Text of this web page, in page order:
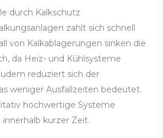
durch Kalkschutz
zahlt sich schnell
von Kalkablagerungen sinken die
da Heiz- und Kühlsysteme
reduziert sich der
weniger Ausfallzeiten bedeutet.
hochwertige Systeme
kurzer Zeit.